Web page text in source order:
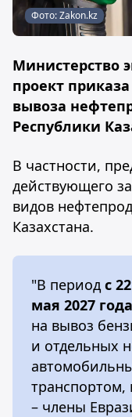
Фото: Zakon.kz
Министерство
проект
вывоза
Республики
В частности,
действующего
видов
Казахстана.
"В периодс
мая 2027 года
на вывоз
и отдельных
транспортом,
– члены